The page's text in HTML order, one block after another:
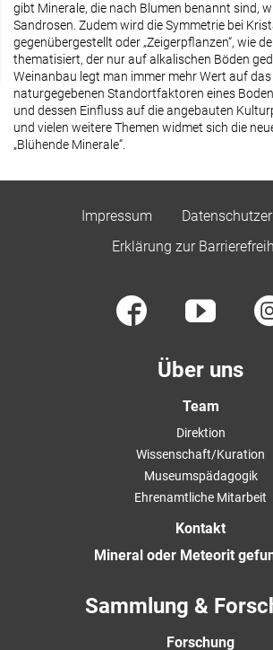
gibt Minerale, die nach Blumen benannt sind,
Sandrosen. Zudem wird die Symmetrie bei
gegenübergestellt oder „Zeigerpflanzen“, wie
thematisiert, der nur auf alkalischen Böden
Weinanbau legt man immer mehr Wert auf das
naturgegebenen Standortfaktoren eines
und dessen Einfluss auf die angebauten
und vielen weitere Themen widmet sich die
„Blühende Minerale“.
Impressum
Erklärung zur
Über uns
Team
Direktion
Wissenschaft/Kuration
Museumspädagogik
Ehrenamtliche Mitarbeit
Kontakt
Mineral oder Meteorit
Sammlung &
Forschung